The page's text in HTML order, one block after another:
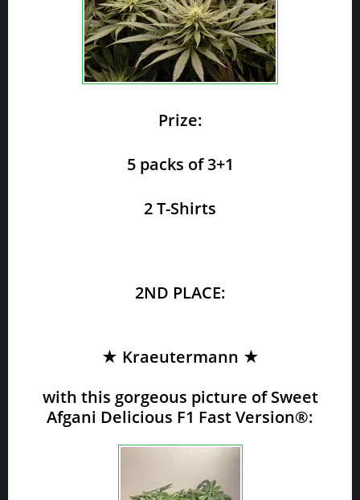
Prize:
5 packs of 3+1
2 T-Shirts
2ND PLACE:
★ Kraeutermann ★
with this gorgeous picture of Sweet
Afgani Delicious F1 Fast Version®: